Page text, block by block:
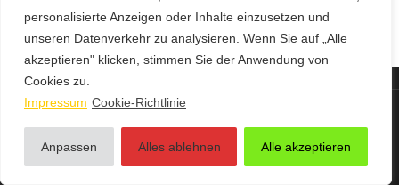
personalisierte Anzeigen oder Inhalte einzusetzen und
unseren Datenverkehr zu analysieren. Wenn Sie auf „Alle
akzeptieren" klicken, stimmen Sie der Anwendung von
Cookies zu.
Impressum Cookie-Richtlinie
Anpassen Alles ablehnen Alle akzeptieren
123 Auto & Verkehr Info - Proudly Powered by WordPress
Theme by Grace Themes